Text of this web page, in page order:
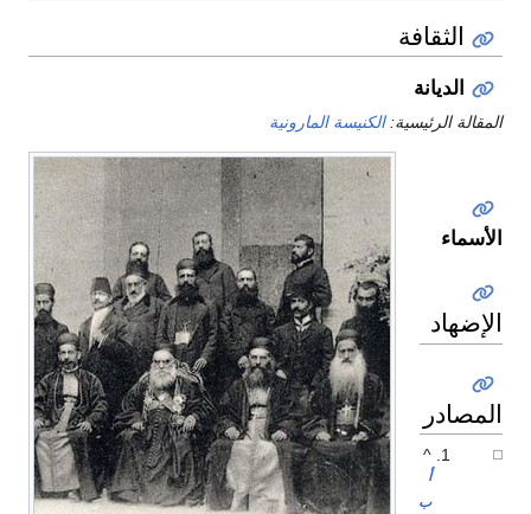
الثقافة
الديانة
المقالة الرئيسية:الكنيسة المارونية
الأسماء
الإضهاد
المصادر
^
أ
ب